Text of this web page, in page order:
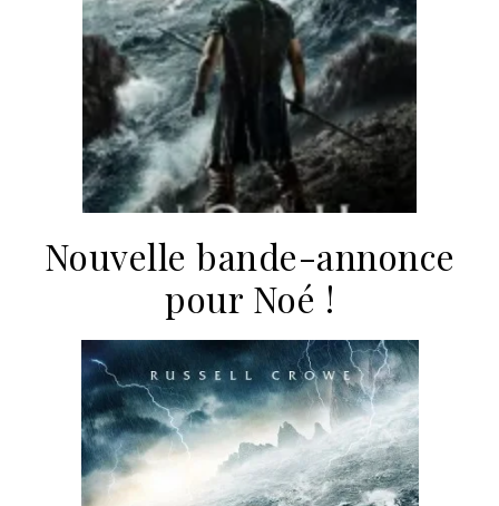
Nouvelle bande-annonce
pour Noé !